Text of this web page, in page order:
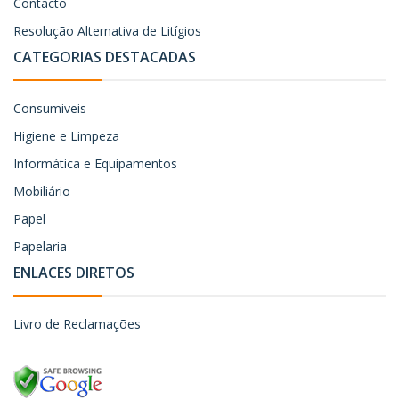
Resolução Alternativa de Litígios
CATEGORIAS DESTACADAS
Consumiveis
Higiene e Limpeza
Informática e Equipamentos
Mobiliário
Papel
Papelaria
ENLACES DIRETOS
Livro de Reclamações